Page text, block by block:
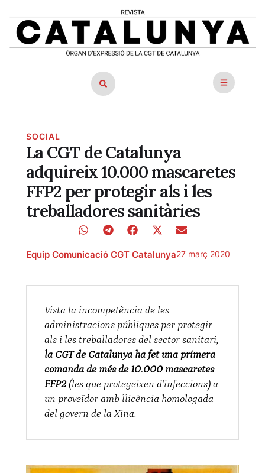
SOCIAL
La CGT de Catalunya
adquireix 10.000 mascaretes
FFP2 per protegir als i les
treballadores sanitàries
Equip Comunicació CGT Catalunya27 març 2020
Vista la incompetència de les
administracions públiques per protegir
als i les treballadores del sector sanitari,
la CGT de Catalunya ha fet una primera
comanda de més de 10.000 mascaretes
FFP2 (les que protegeixen d’infeccions) a
un proveïdor amb llicència homologada
del govern de la Xina.